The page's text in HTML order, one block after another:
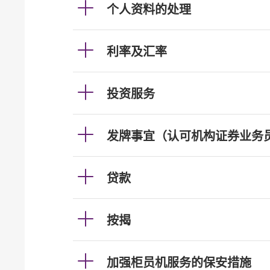
个人资料的处理
利率及汇率
投资服务
发牌事宜（认可机构证券业务
贷款
按揭
加强柜员机服务的保安措施